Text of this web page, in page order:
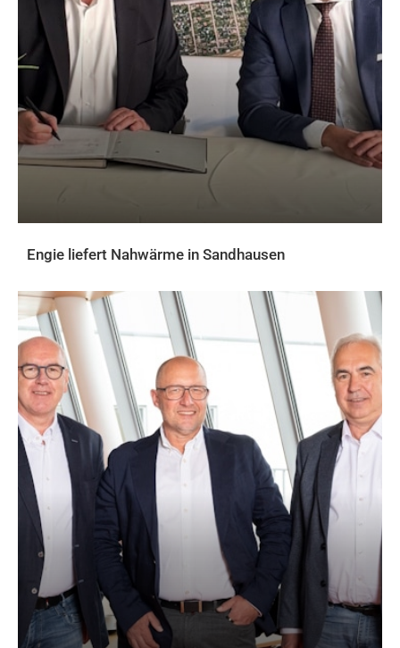
Engie liefert Nahwärme in Sandhausen